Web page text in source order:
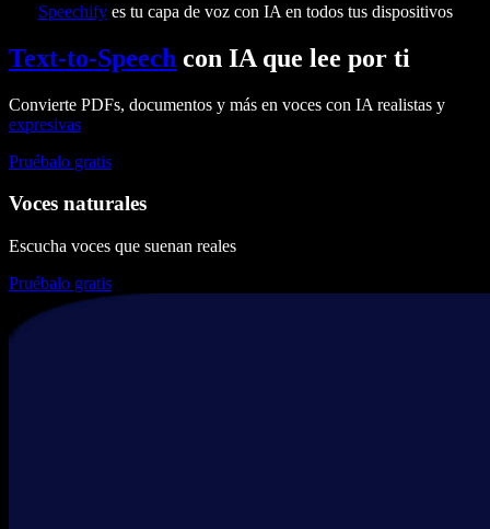
Speechifyes tu capa de voz con IA en todos tus dispositivos
Text-to-Speech con IA que lee por ti
Convierte PDFs, documentos y más en voces con IA realistas y
expresivas
Pruébalo gratis
Voces naturales
Escucha voces que suenan reales
Pruébalo gratis